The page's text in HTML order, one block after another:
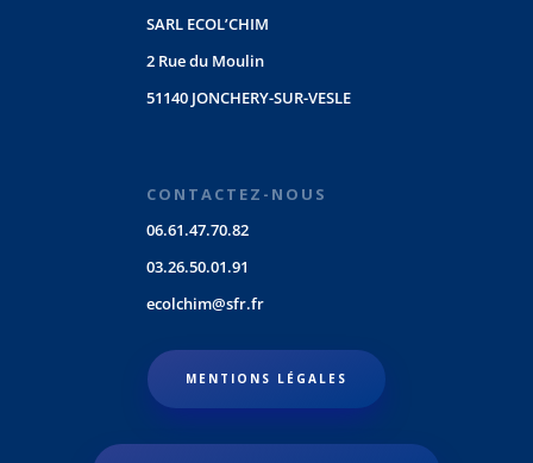
SARL ECOL’CHIM
2 Rue du Moulin
51140 JONCHERY-SUR-VESLE
CONTACTEZ-NOUS
06.61.47.70.82
03.26.50.01.91
ecolchim@sfr.fr
MENTIONS LÉGALES